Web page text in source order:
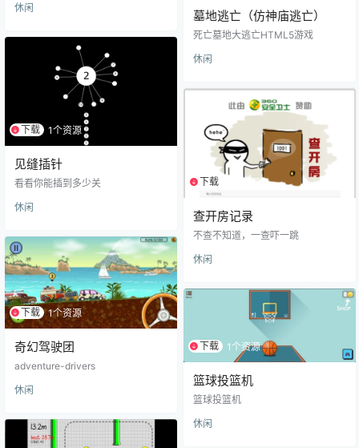
休闲
墓地逃亡（仿神庙逃亡）
死亡墓地大逃亡HTML5游戏
休闲
下载 1个资源
见缝插针
看看你能插到多少关
休闲
下载 1个资源
查开房记录
不查不知道，一查吓一跳
休闲
下载 1个资源
奇幻驾驶团
adventure-drivers
休闲
下载 1个资源
篮球投篮机
篮球投篮机
休闲